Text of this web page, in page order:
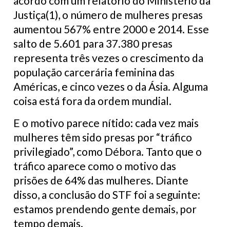
Justiça(1), o número de mulheres presas
aumentou 567% entre 2000 e 2014. Esse
salto de 5.601 para 37.380 presas
representa três vezes o crescimento da
população carcerária feminina das
Américas, e cinco vezes o da Ásia. Alguma
coisa está fora da ordem mundial.
E o motivo parece nítido: cada vez mais
mulheres têm sido presas por “tráfico
privilegiado”, como Débora. Tanto que o
tráfico aparece como o motivo das
prisões de 64% das mulheres. Diante
disso, a conclusão do STF foi a seguinte:
estamos prendendo gente demais, por
tempo demais.